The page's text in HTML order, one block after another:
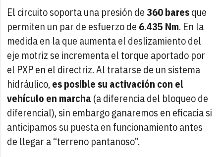
El circuito soporta una presión de360 baresque
permiten un par de esfuerzo de 6.435 Nm. En la
medida en la que aumenta el deslizamiento del
eje motriz se incrementa el torque aportado por
el PXP en el directriz. Al tratarse de un sistema
hidráulico,es posible su activación con el
vehículo en marcha (a diferencia del bloqueo de
diferencial), sin embargo ganaremos en eficacia si
anticipamos su puesta en funcionamiento antes
de llegar a “terreno pantanoso”.